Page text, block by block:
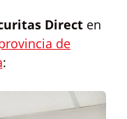
Direct en
de
: